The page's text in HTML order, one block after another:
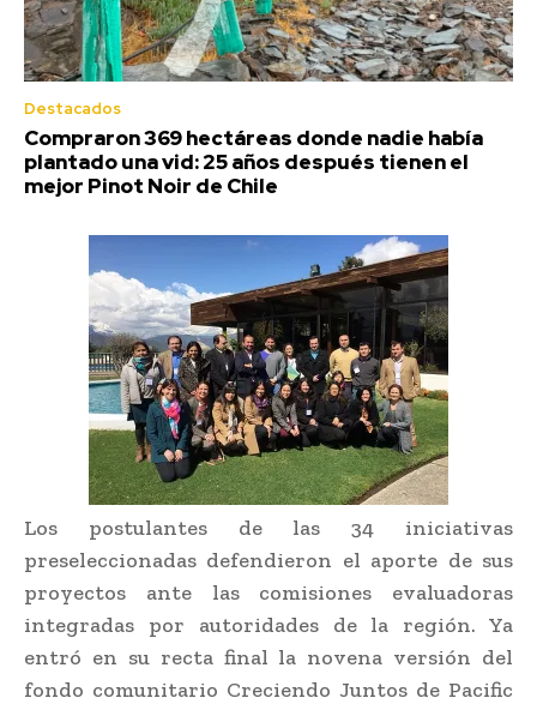
Destacados
Compraron 369 hectáreas donde nadie había
plantado una vid: 25 años después tienen el
mejor Pinot Noir de Chile
Los postulantes de las 34 iniciativas
preseleccionadas defendieron el aporte de sus
proyectos ante las comisiones evaluadoras
integradas por autoridades de la región. Ya
entró en su recta final la novena versión del
fondo comunitario Creciendo Juntos de Pacific